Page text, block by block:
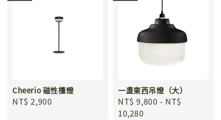
Cheerio 磁性檯燈
Regular
NT$ 2,900
一盞東西吊燈（大）
Regular
price
NT$ 9,800 - NT$
10,280